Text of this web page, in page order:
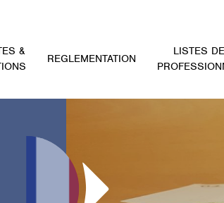
&
REGLEMENTATION
LISTES